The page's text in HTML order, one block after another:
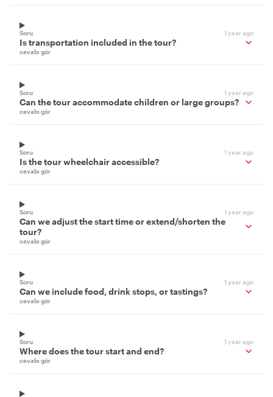
Soru 1 year ago
Is transportation included in the tour?
cevabı gör
Soru 1 year ago
Can the tour accommodate children or large groups?
cevabı gör
Soru 1 year ago
Is the tour wheelchair accessible?
cevabı gör
Soru 1 year ago
Can we adjust the start time or extend/shorten the
tour?
cevabı gör
Soru 1 year ago
Can we include food, drink stops, or tastings?
cevabı gör
Soru 1 year ago
Where does the tour start and end?
cevabı gör